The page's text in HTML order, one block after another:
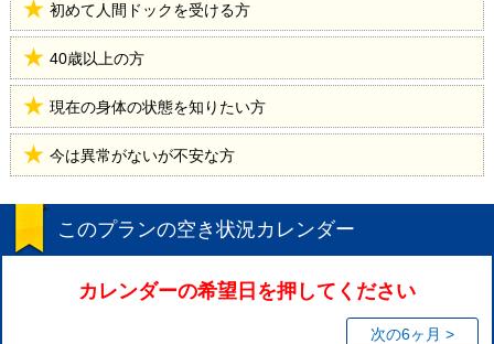
初めて人間ドックを受ける方
40歳以上の方
現在の身体の状態を知りたい方
今は異常がないが不安な方
このプランの空き状況カレンダー
カレンダーの希望日を押してください
次の6ヶ月 >